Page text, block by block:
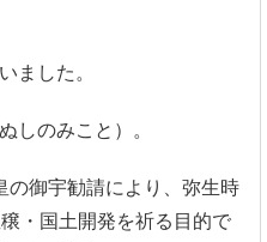
ました。
しのみこと）。
の御宇勧請により、弥生時
・国土開発を祈る目的で